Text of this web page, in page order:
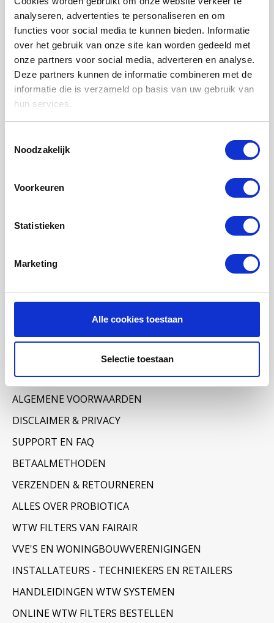
analyseren, advertenties te personaliseren en om
functies voor social media te kunnen bieden. Informatie
over het gebruik van onze site kan worden gedeeld met
onze partners voor social media, adverteren en analyse.
Deze partners kunnen de informatie combineren met de
informatie die is verzameld op basis van uw gebruik van
hun services.
Noodzakelijk
Voorkeuren
Statistieken
Marketing
Alle cookies toestaan
Selectie toestaan
Categorieën
WTW FILTERS
LUCHTVERWARMING FILTERS
FILTERDOEKEN / MATTEN
KEGELFILTERS - CONISCHE FILTERS
ONDERHOUD WTW VENTILATIE
Mijn account
Mijn bestellingen
OVER ONS
ALGEMENE VOORWAARDEN
DISCLAIMER & PRIVACY
SUPPORT EN FAQ
BETAALMETHODEN
VERZENDEN & RETOURNEREN
ALLES OVER PROBIOTICA
WTW FILTERS VAN FAIRAIR
VVE'S EN WONINGBOUWVERENIGINGEN
INSTALLATEURS - TECHNIEKERS EN RETAILERS
HANDLEIDINGEN WTW SYSTEMEN
ONLINE WTW FILTERS BESTELLEN